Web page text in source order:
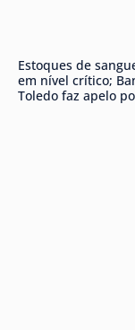
Estoques de
em nível crítico;
Toledo faz apelo